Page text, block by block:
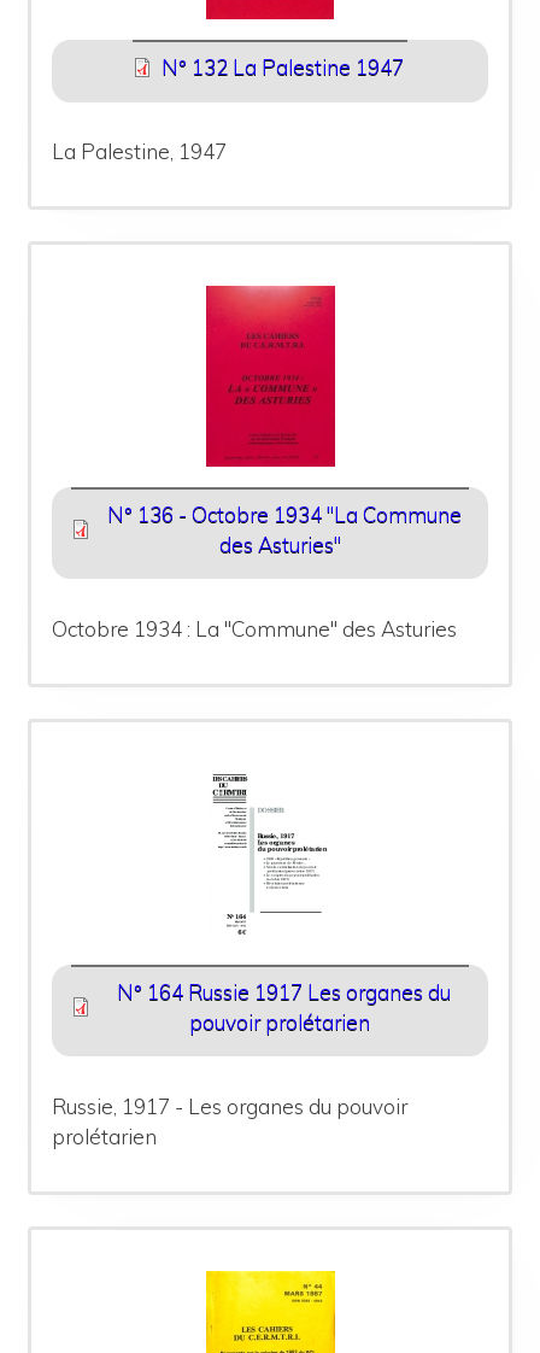
N° 132 La Palestine 1947
La Palestine, 1947
N° 136 - Octobre 1934 "La Commune
des Asturies"
Octobre 1934 : La "Commune" des Asturies
N° 164 Russie 1917 Les organes du
pouvoir prolétarien
Russie, 1917 - Les organes du pouvoir
prolétarien